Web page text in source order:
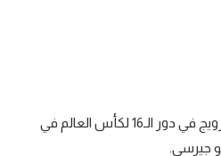
ويلعب منتخب البرازيل ضد النرويج في دور الـ16 لكأس العالم في
جيرسي.